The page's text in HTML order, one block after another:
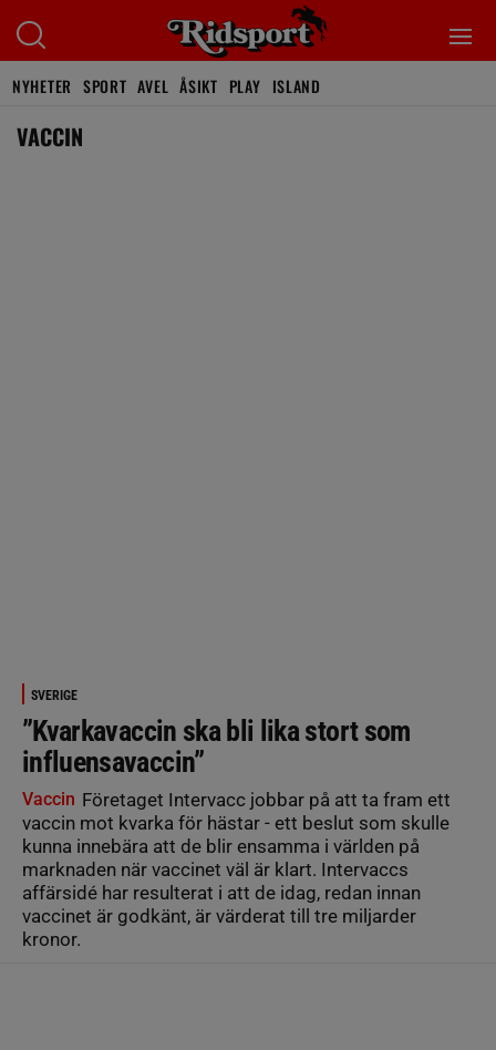
NYHETER SPORT AVEL ÅSIKT PLAY ISLAND
VACCIN
SVERIGE
”Kvarkavaccin ska bli lika stort som
influensavaccin”
Vaccin Företaget Intervacc jobbar på att ta fram ett
vaccin mot kvarka för hästar - ett beslut som skulle
kunna innebära att de blir ensamma i världen på
marknaden när vaccinet väl är klart. Intervaccs
affärsidé har resulterat i att de idag, redan innan
vaccinet är godkänt, är värderat till tre miljarder
kronor.